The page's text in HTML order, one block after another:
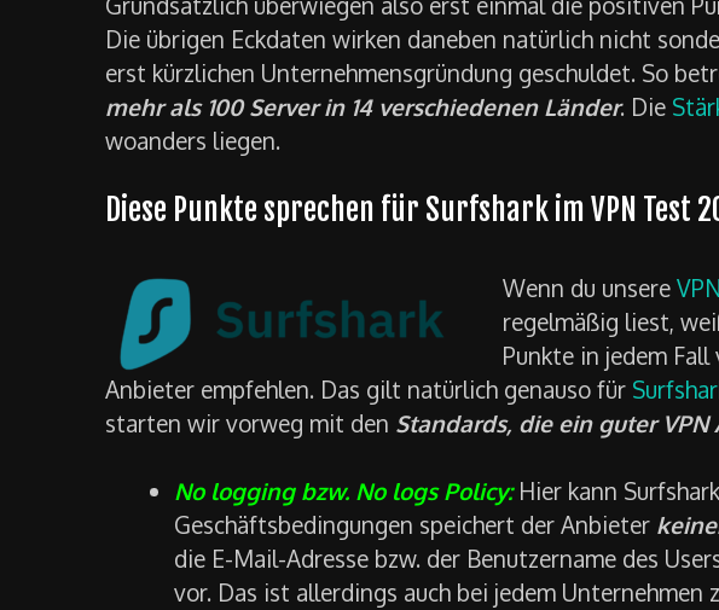
Die übrigen Eckdaten wirken daneben natürlich nicht
erst kürzlichen Unternehmensgründung geschuldet. So
mehr als 100 Server in 14 verschiedenen Länder. Die
woanders liegen.
Diese Punkte sprechen für Surfshark im VPN Test
Wenn du unsere
regelmäßig liest,
Punkte in jedem
Anbieter empfehlen. Das gilt natürlich genauso für
starten wir vorweg mit den Standards, die ein guter
No logging bzw. No logs Policy:Hier kann
Geschäftsbedingungen speichert der Anbieter
die E-Mail-Adresse bzw. der Benutzername des
vor. Das ist allerdings auch bei jedem Unternehmen